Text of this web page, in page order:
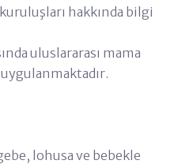
hakkında bilgi
uluslararası mama
lohusa ve bebekle